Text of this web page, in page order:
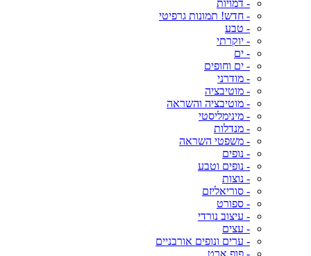
- דמויות
- חדש! תמונות גרפיטי
- טבע
- יוקרתי
- ים
- ים וחופים
- מודרני
- מוטיבציה
- מוטיבציה והשראה
- מינימליסטי
- מנדלות
- משפטי השראה
- נופים
- נופים וטבע
- נוצות
- סוריאליזם
- ספורט
- עיצוב נורדי
- עצים
- ערים ונופים אורבניים
- פופ ארט